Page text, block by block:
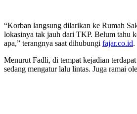
“Korban langsung dilarikan ke Rumah
lokasinya tak jauh dari TKP. Belum tahu
apa,” terangnya saat dihubungi fajar.co.id.
Menurut Fadli, di tempat kejadian
sedang mengatur lalu lintas. Juga ramai